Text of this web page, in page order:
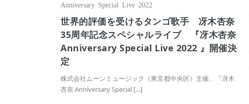
Anniversary Special Live 2022
世界的評価を受けるタンゴ歌手 冴木杏奈
35周年記念スペシャルライブ 『冴木杏奈
Anniversary Special Live 2022 』開催決
定
株式会社ムーンミュージック（東京都中央区）主催、『冴木
杏奈 Anniversary Special […]